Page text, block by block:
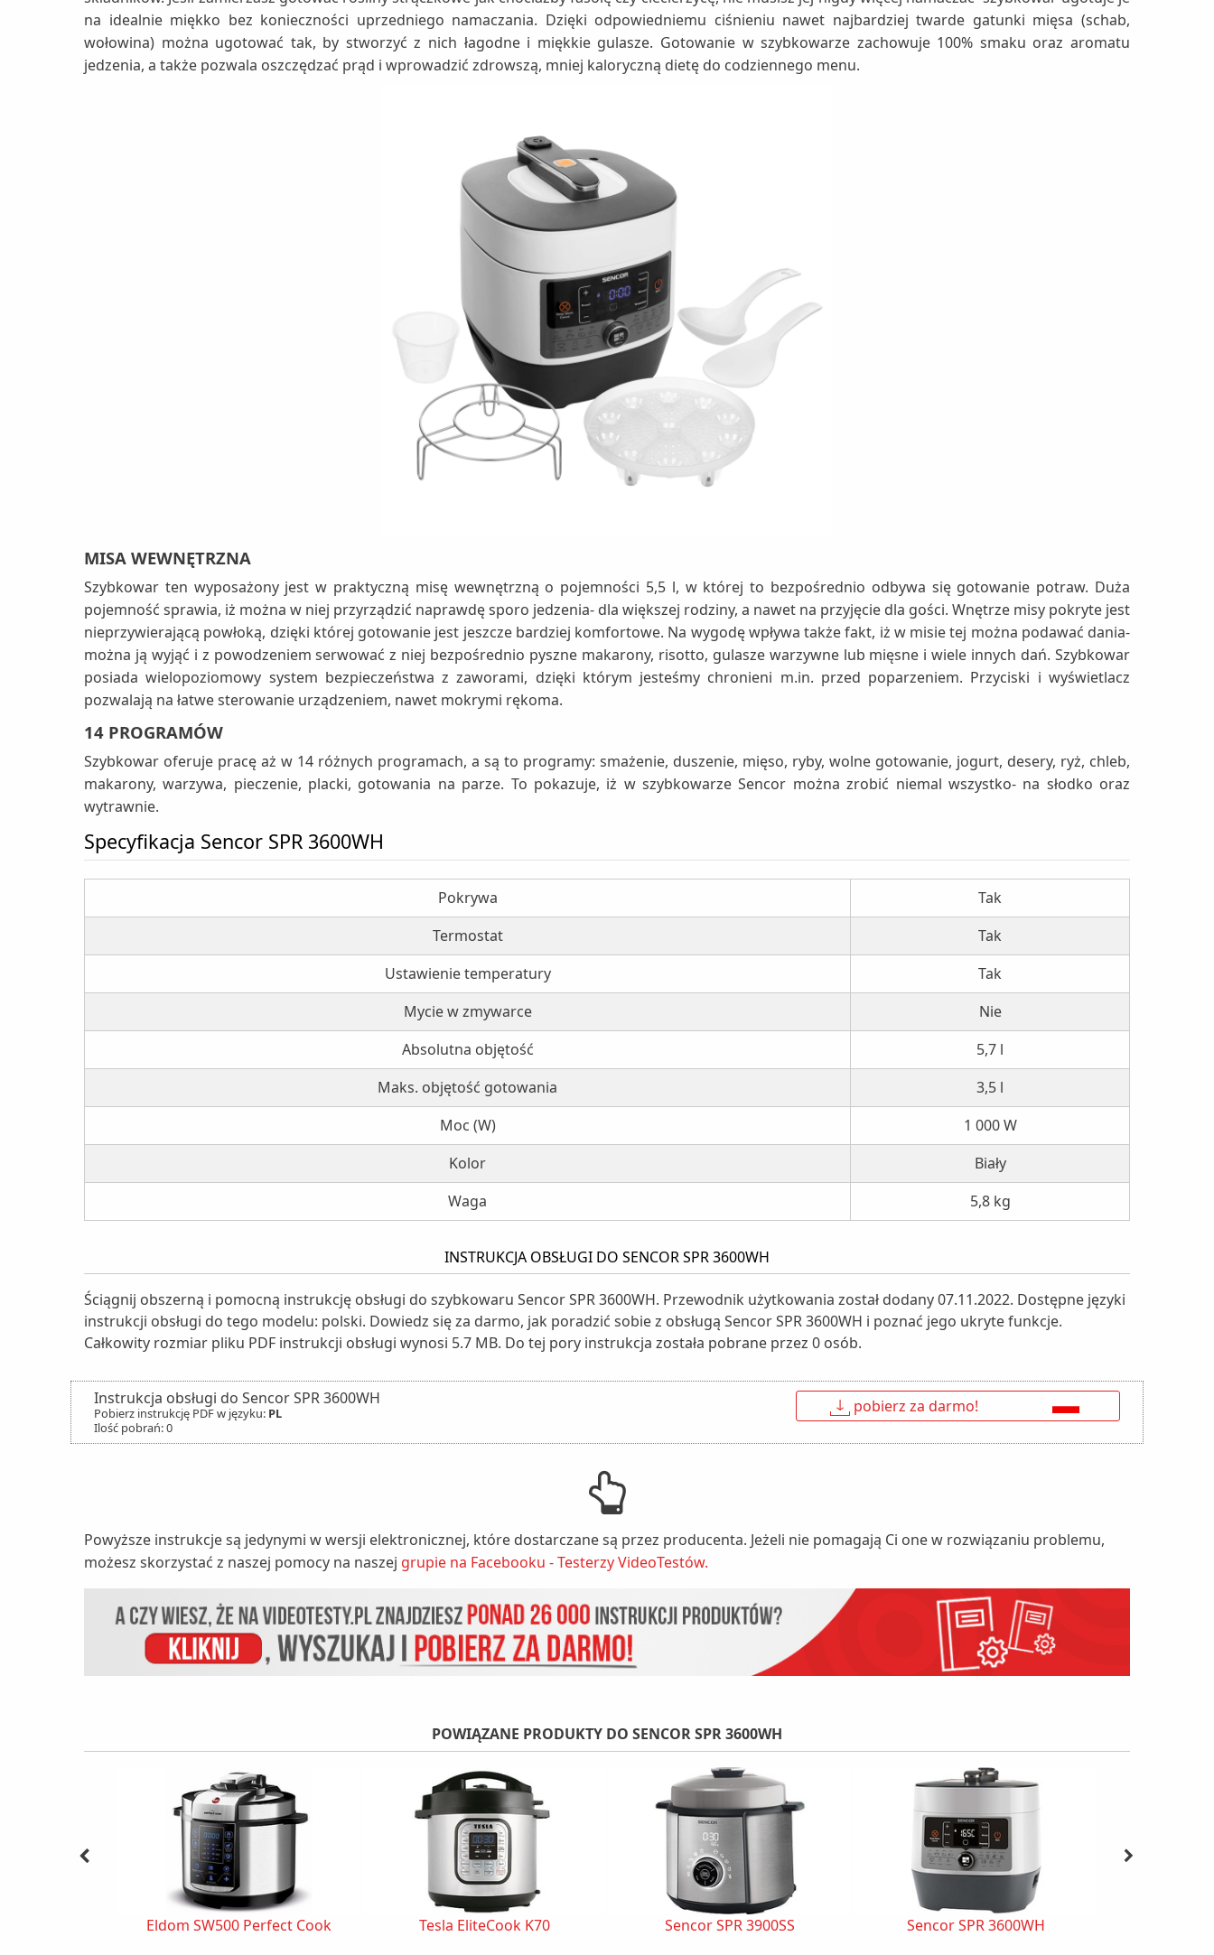
na idealnie miękko bez konieczności uprzedniego namaczania. Dzięki odpowiedniemu ciśnieniu nawet najbardziej twarde gatunki mięsa (schab,
wołowina) można ugotować tak, by stworzyć z nich łagodne i miękkie gulasze. Gotowanie w szybkowarze zachowuje 100% smaku oraz aromatu
jedzenia, a także pozwala oszczędzać prąd i wprowadzić zdrowszą, mniej kaloryczną dietę do codziennego menu.
MISA WEWNĘTRZNA
Szybkowar ten wyposażony jest w praktyczną misę wewnętrzną o pojemności 5,5 l, w której to bezpośrednio odbywa się gotowanie potraw. Duża
pojemność sprawia, iż można w niej przyrządzić naprawdę sporo jedzenia- dla większej rodziny, a nawet na przyjęcie dla gości. Wnętrze misy pokryte jest
nieprzywierającą powłoką, dzięki której gotowanie jest jeszcze bardziej komfortowe. Na wygodę wpływa także fakt, iż w misie tej można podawać dania-
można ją wyjąć i z powodzeniem serwować z niej bezpośrednio pyszne makarony, risotto, gulasze warzywne lub mięsne i wiele innych dań. Szybkowar
posiada wielopoziomowy system bezpieczeństwa z zaworami, dzięki którym jesteśmy chronieni m.in. przed poparzeniem. Przyciski i wyświetlacz
pozwalają na łatwe sterowanie urządzeniem, nawet mokrymi rękoma.
14 PROGRAMÓW
Szybkowar oferuje pracę aż w 14 różnych programach, a są to programy: smażenie, duszenie, mięso, ryby, wolne gotowanie, jogurt, desery, ryż, chleb,
makarony, warzywa, pieczenie, placki, gotowania na parze. To pokazuje, iż w szybkowarze Sencor można zrobić niemal wszystko- na słodko oraz
wytrawnie.
Specyfikacja Sencor SPR 3600WH
Pokrywa
Tak
Termostat
Tak
Ustawienie temperatury
Tak
Mycie w zmywarce
Nie
Absolutna objętość
5,7 l
Maks. objętość gotowania
3,5 l
Moc (W)
1 000 W
Kolor
Biały
Waga
5,8 kg
INSTRUKCJA OBSŁUGI DO SENCOR SPR 3600WH
Ściągnij obszerną i pomocną instrukcję obsługi do szybkowaru Sencor SPR 3600WH. Przewodnik użytkowania został dodany 07.11.2022. Dostępne języki
instrukcji obsługi do tego modelu: polski. Dowiedz się za darmo, jak poradzić sobie z obsługą Sencor SPR 3600WH i poznać jego ukryte funkcje.
Całkowity rozmiar pliku PDF instrukcji obsługi wynosi 5.7 MB. Do tej pory instrukcja została pobrane przez 0 osób.
Instrukcja obsługi do Sencor SPR 3600WH
Pobierz instrukcję PDF w języku: PL
Ilość pobrań: 0
↓ pobierz za darmo!
Powyższe instrukcje są jedynymi w wersji elektronicznej, które dostarczane są przez producenta. Jeżeli nie pomagają Ci one w rozwiązaniu problemu,
możesz skorzystać z naszej pomocy na naszej grupie na Facebooku - Testerzy VideoTestów.
POWIĄZANE PRODUKTY DO SENCOR SPR 3600WH
Eldom SW500 Perfect Cook Tesla EliteCook K70 Sencor SPR 3900SS Sencor SPR 3600WH